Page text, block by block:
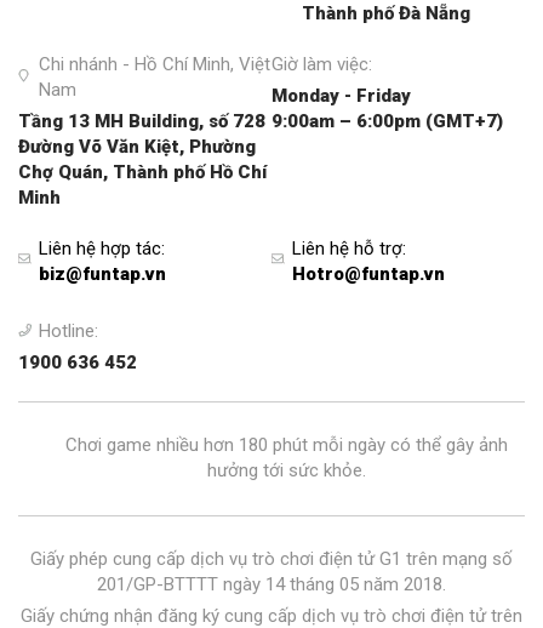
Thành phố Đà Nẵng
Chi nhánh - Hồ Chí Minh, Việt
Nam
Tầng 13 MH Building, số 728
Đường Võ Văn Kiệt, Phường
Chợ Quán, Thành phố Hồ Chí
Minh
Giờ làm việc:
Monday - Friday
9:00am – 6:00pm (GMT+7)
Liên hệ hợp tác:
biz@funtap.vn
Liên hệ hỗ trợ:
Hotro@funtap.vn
Hotline:
1900 636 452
Chơi game nhiều hơn 180 phút mỗi ngày có thể gây ảnh
hưởng tới sức khỏe.
Giấy phép cung cấp dịch vụ trò chơi điện tử G1 trên mạng số
201/GP-BTTTT ngày 14 tháng 05 năm 2018.
Giấy chứng nhận đăng ký cung cấp dịch vụ trò chơi điện tử trên